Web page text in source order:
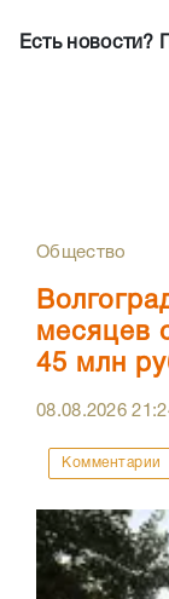
Есть новости?
Общество
месяцев
45 млн
08.08.2026
Комментарии